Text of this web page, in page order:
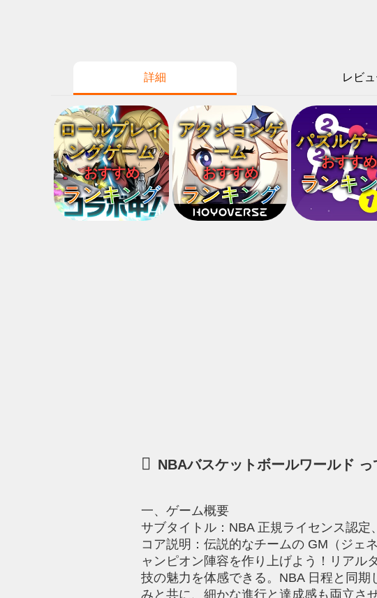
詳細 レビ
ロールプレイ
ングゲーム
おすすめ
ランキング
アクションゲ
ーム
おすすめ
ランキング
パズルゲ
おすすめ
ランキ
NBAバスケットボールワールド っ
一、ゲーム概要
サブタイトル：NBA 正規ライセンス認定
コア説明：伝説的なチームの GM（ジェ
ャンピオン陣容を作り上げよう！リアル
技の魅力を体感できる。NBA 日程と同
みと共に、細かな進行と達成感も両立さ